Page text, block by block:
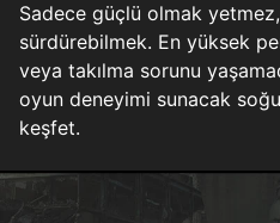
Sadece güçlü olmak
sürdürebilmek. En yüksek
veya takılma sorunu
oyun deneyimi sunacak
keşfet.